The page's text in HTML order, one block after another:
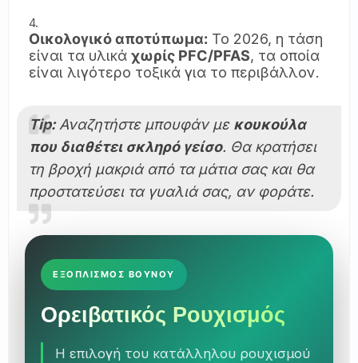
Οικολογικό αποτύπωμα: Το 2026, η τάση
είναι τα υλικά χωρίς PFC/PFAS, τα οποία
είναι λιγότερο τοξικά για το περιβάλλον.
Tip:Αναζητήστε μπουφάν με κουκούλα
που διαθέτει σκληρό γείσο. Θα κρατήσει
τη βροχή μακριά από τα μάτια σας και θα
προστατεύσει τα γυαλιά σας, αν φοράτε.
ΕΞΟΠΛΙΣΜΟΣ ΒΟΥΝΟΥ
Ορειβατικός Ρουχισμός
Η επιλογή του κατάλληλου ρουχισμού